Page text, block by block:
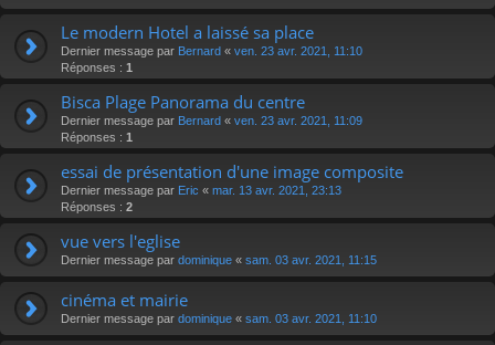
Le modern Hotel a laissé sa place
Dernier message par Bernard « ven. 23 avr. 2021, 11:10
Réponses : 1
Bisca Plage Panorama du centre
Dernier message par Bernard « ven. 23 avr. 2021, 11:09
Réponses : 1
essai de présentation d'une image composite
Dernier message par Eric « mar. 13 avr. 2021, 23:13
Réponses : 2
vue vers l'eglise
Dernier message par dominique « sam. 03 avr. 2021, 11:15
cinéma et mairie
Dernier message par dominique « sam. 03 avr. 2021, 11:10